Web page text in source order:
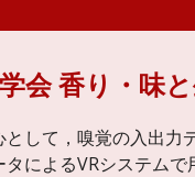
会 香り・味
して，嗅覚の入出
によるVRシステム